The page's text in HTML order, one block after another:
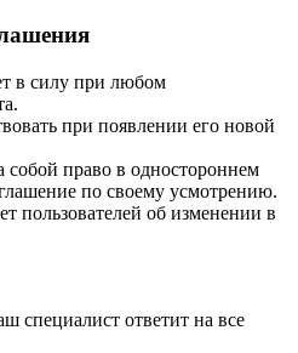
в силу при любом
при появлении его новой
собой право в одностороннем
по своему усмотрению.
пользователей об изменении в
специалист ответит на все